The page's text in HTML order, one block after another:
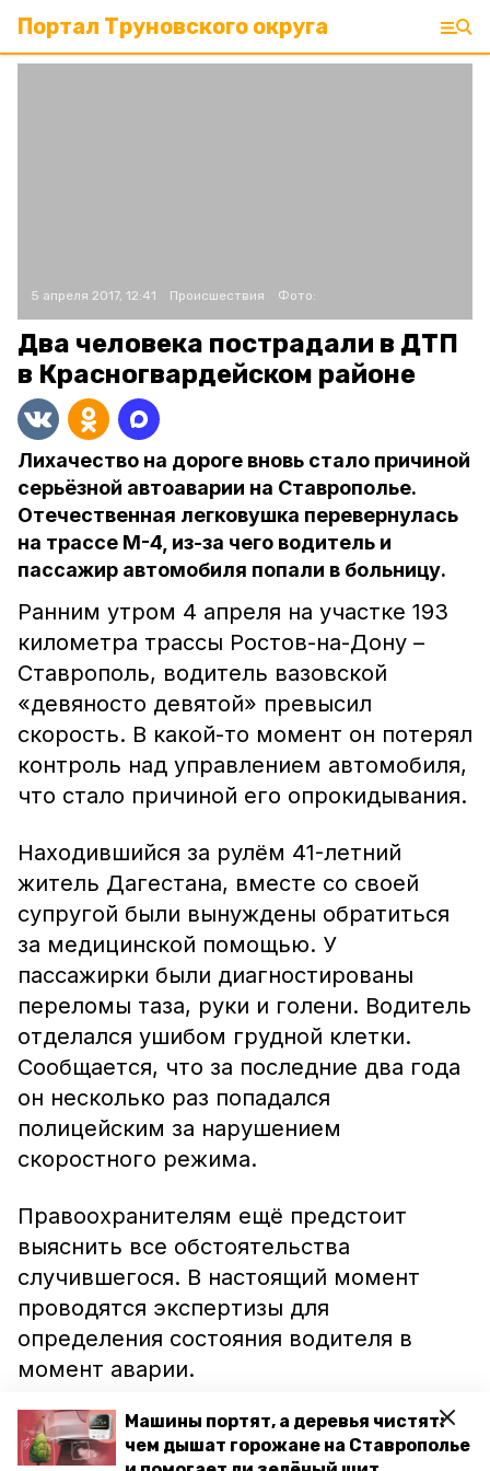
Машины портят, а деревья чистят:
чем дышат горожане на Ставрополье
Портал Труновского округа
5 апреля 2017, 12:41 Происшествия Фото:
Два человека пострадали в ДТП
в Красногвардейском районе
Лихачество на дороге вновь стало причиной
серьёзной автоаварии на Ставрополье.
Отечественная легковушка перевернулась
на трассе М-4, из-за чего водитель и
пассажир автомобиля попали в больницу.
Ранним утром 4 апреля на участке 193
километра трассы Ростов-на-Дону –
Ставрополь, водитель вазовской
«девяносто девятой» превысил
скорость. В какой-то момент он потерял
контроль над управлением автомобиля,
что стало причиной его опрокидывания.
Находившийся за рулём 41-летний
житель Дагестана, вместе со своей
супругой были вынуждены обратиться
за медицинской помощью. У
пассажирки были диагностированы
переломы таза, руки и голени. Водитель
отделался ушибом грудной клетки.
Сообщается, что за последние два года
он несколько раз попадался
полицейским за нарушением
скоростного режима.
Правоохранителям ещё предстоит
выяснить все обстоятельства
случившегося. В настоящий момент
проводятся экспертизы для
определения состояния водителя в
момент аварии.
Не так давно на другой ставропольской
трассе в Изобильненском районе